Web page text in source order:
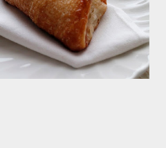
ventina passolini, 10 grammi